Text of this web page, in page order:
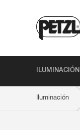
ILUMINACIÓN
Iluminación